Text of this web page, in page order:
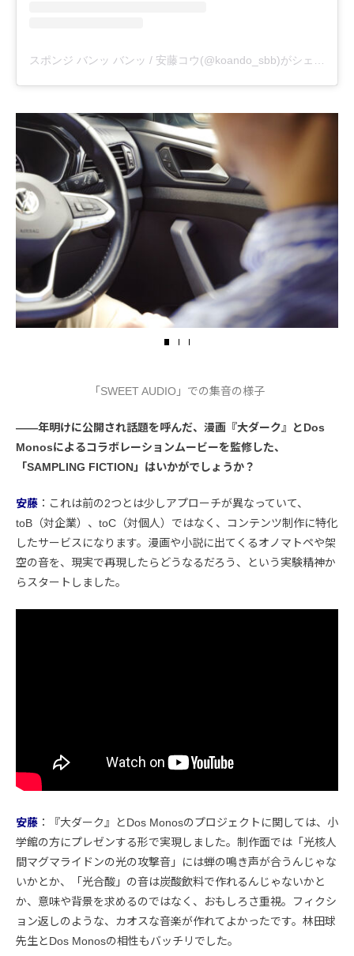
「SWEET AUDIO」での集音の様子
――年明けに公開され話題を呼んだ、漫画『大ダーク』とDos
Monosによるコラボレーションムービーを監修した、
「SAMPLING FICTION」はいかがでしょうか？
安藤 ：これは前の2つとは少しアプローチが異なっていて、
toB（対企業）、toC（対個人）ではなく、コンテンツ制作に特化
したサービスになります。漫画や小説に出てくるオノマトペや架
空の音を、現実で再現したらどうなるだろう、という実験精神か
らスタートしました。
安藤 ：『大ダーク』とDos Monosのプロジェクトに関しては、小
学館の方にプレゼンする形で実現しました。制作面では「光核人
間マグマライドンの光の攻撃音」には蝉の鳴き声が合うんじゃな
いかとか、「光合酸」の音は炭酸飲料で作れるんじゃないかと
か、意味や背景を求めるのではなく、おもしろさ重視。フィクシ
ョン返しのような、カオスな音楽が作れてよかったです。林田球
先生とDos Monosの相性もバッチリでした。